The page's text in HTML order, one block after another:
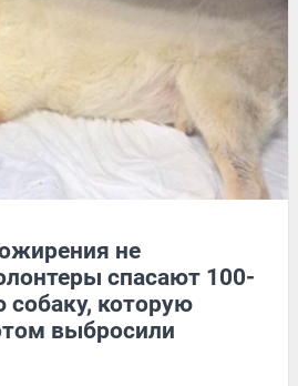
не
спасают 100-
которую
выбросили